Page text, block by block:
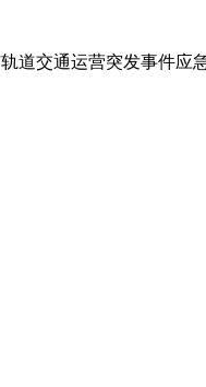
道交通运营突发事件应